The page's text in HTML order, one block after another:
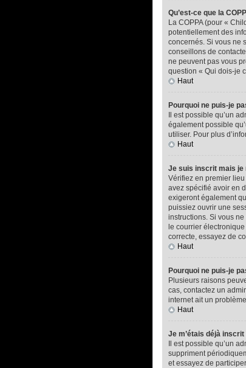
Qu’est-ce que la
La COPPA (pour «
potentiellement des
concernés. Si vous ne
conseillons de
ne peuvent pas vous
question « Qui dois-je
Haut
Pourquoi ne puis-je
Il est possible qu’un
également possible
utiliser. Pour plus
Haut
Je suis inscrit mais je
Vérifiez en premier
avez spécifié avoir en
exigeront également
puissiez ouvrir une
instructions. Si vous
le courrier
correcte, essayez de
Haut
Pourquoi ne puis-je
Plusieurs raisons
cas, contactez un
internet ait un
Haut
Je m’étais déjà
Il est possible qu’un
suppriment
et essayez de